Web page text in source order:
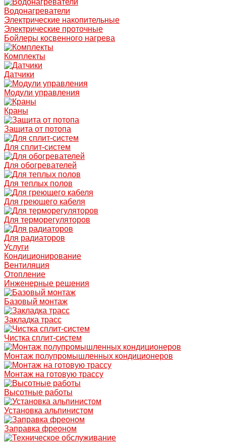
Водонагреватели
Электрические накопительные
Электрические проточные
Бойлеры косвенного нагрева
Комплекты
Датчики
Модули управления
Краны
Защита от потопа
Для сплит-систем
Для обогревателей
Для теплых полов
Для греющего кабеля
Для терморегуляторов
Для радиаторов
Услуги
Кондиционирование
Вентиляция
Отопление
Инженерные решения
Базовый монтаж
Закладка трасс
Чистка сплит-систем
Монтаж полупромышленных кондиционеров
Монтаж на готовую трассу
Высотные работы
Установка альпинистом
Заправка фреоном